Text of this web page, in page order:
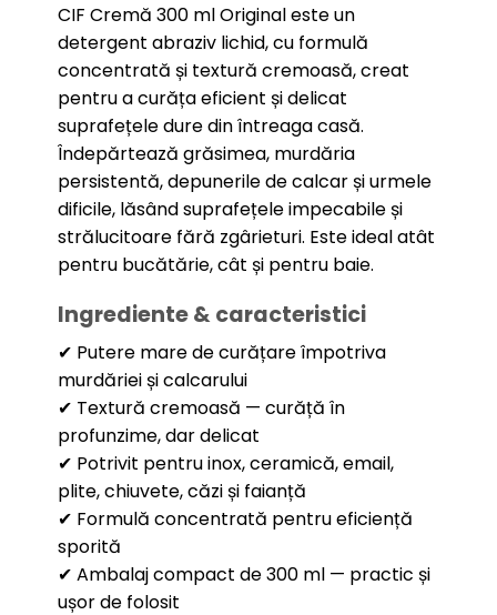
CIF Cremă 300 ml Original este un
detergent abraziv lichid, cu formulă
concentrată și textură cremoasă, creat
pentru a curăța eficient și delicat
suprafețele dure din întreaga casă.
Îndepărtează grăsimea, murdăria
persistentă, depunerile de calcar și urmele
dificile, lăsând suprafețele impecabile și
strălucitoare fără zgârieturi. Este ideal atât
pentru bucătărie, cât și pentru baie.
Ingrediente & caracteristici
✔ Putere mare de curățare împotriva
murdăriei și calcarului
✔ Textură cremoasă — curăță în
profunzime, dar delicat
✔ Potrivit pentru inox, ceramică, email,
plite, chiuvete, căzi și faianță
✔ Formulă concentrată pentru eficiență
sporită
✔ Ambalaj compact de 300 ml — practic și
ușor de folosit